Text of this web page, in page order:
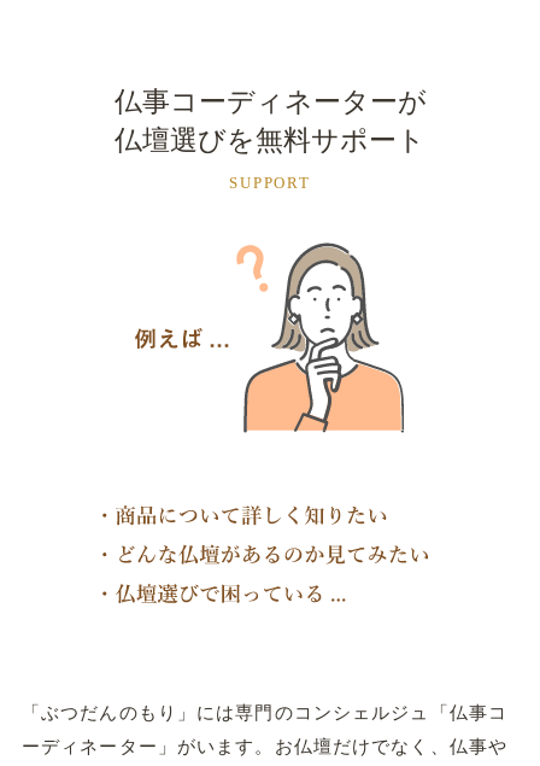
仏事コーディネーターが
仏壇選びを無料サポート
SUPPORT
「ぶつだんのもり」には専門のコンシェルジュ「仏事コ
ーディネーター」がいます。お仏壇だけでなく、仏事や